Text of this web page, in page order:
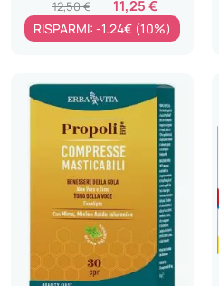
11,25 €
12,50 €
RISPARMI: -1.24€ (10%)